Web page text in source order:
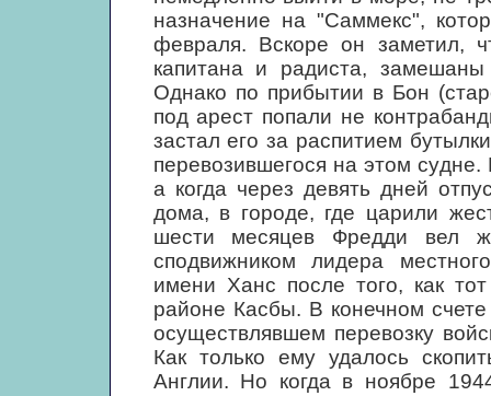
назначение на "Саммекс",
февраля. Вскоре он заметил,
капитана и радиста,
Однако по прибытии в Бон
под арест попали не
застал его за распитием
перевозившегося на этом
а когда через девять дней
дома, в городе, где царили
шести месяцев Фредди вел
сподвижником лидера
имени Ханс после того, как
районе Касбы. В конечном
осуществлявшем перевозку
Как только ему удалось
Англии. Но когда в ноябре